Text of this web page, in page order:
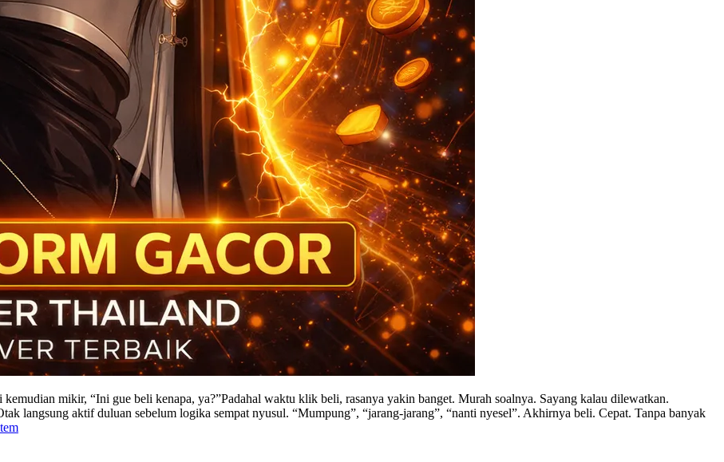
kemudian mikir, “Ini gue beli kenapa, ya?”Padahal waktu klik beli, rasanya yakin banget. Murah soalnya. Sayang kalau dilewatkan.
langsung aktif duluan sebelum logika sempat nyusul. “Mumpung”, “jarang-jarang”, “nanti nyesel”. Akhirnya beli. Cepat. Tanpa banyak